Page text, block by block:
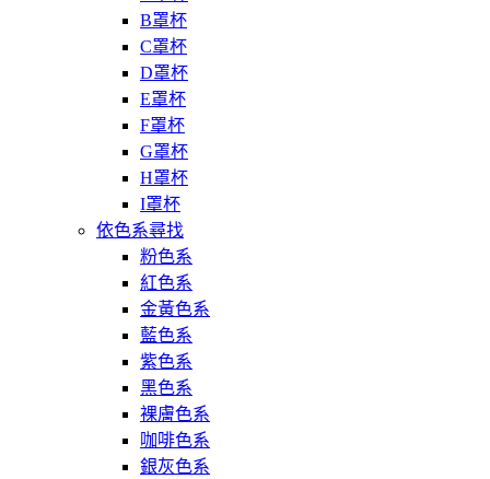
B罩杯
C罩杯
D罩杯
E罩杯
F罩杯
G罩杯
H罩杯
I罩杯
依色系尋找
粉色系
紅色系
金黃色系
藍色系
紫色系
黑色系
裸膚色系
咖啡色系
銀灰色系